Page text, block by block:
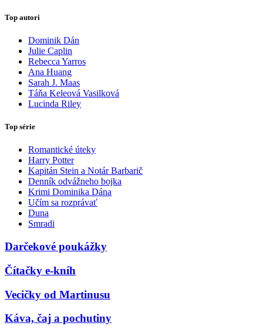
Top autori
Dominik Dán
Julie Caplin
Rebecca Yarros
Ana Huang
Sarah J. Maas
Táňa Keleová Vasilková
Lucinda Riley
Top série
Romantické úteky
Harry Potter
Kapitán Stein a Notár Barbarič
Denník odvážneho bojka
Krimi Dominika Dána
Učím sa rozprávať
Duna
Smradi
Darčekové poukážky
Čítačky e-kníh
Vecičky od Martinusu
Káva, čaj a pochutiny